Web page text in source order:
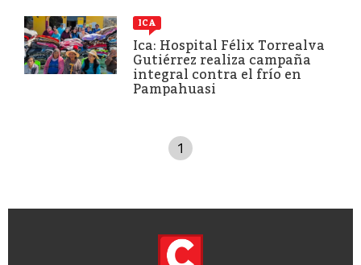
ICA
Ica: Hospital Félix Torrealva
Gutiérrez realiza campaña
integral contra el frío en
Pampahuasi
1